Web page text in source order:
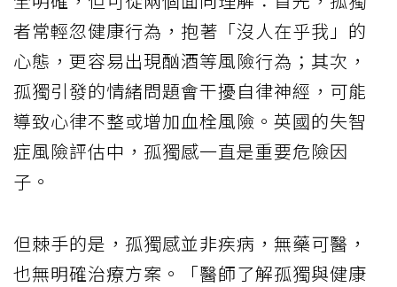
者常輕忽健康行為，抱著「沒人在乎我」的
心態，更容易出現酗酒等風險行為；其次，
孤獨引發的情緒問題會干擾自律神經，可能
導致心律不整或增加血栓風險。英國的失智
症風險評估中，孤獨感一直是重要危險因
子。
但棘手的是，孤獨感並非疾病，無藥可醫，
也無明確治療方案。「醫師了解孤獨與健康